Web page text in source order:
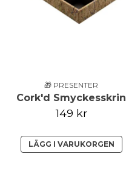
🎁 PRESENTER
Cork'd Smyckesskrin
149 kr
LÄGG I VARUKORGEN